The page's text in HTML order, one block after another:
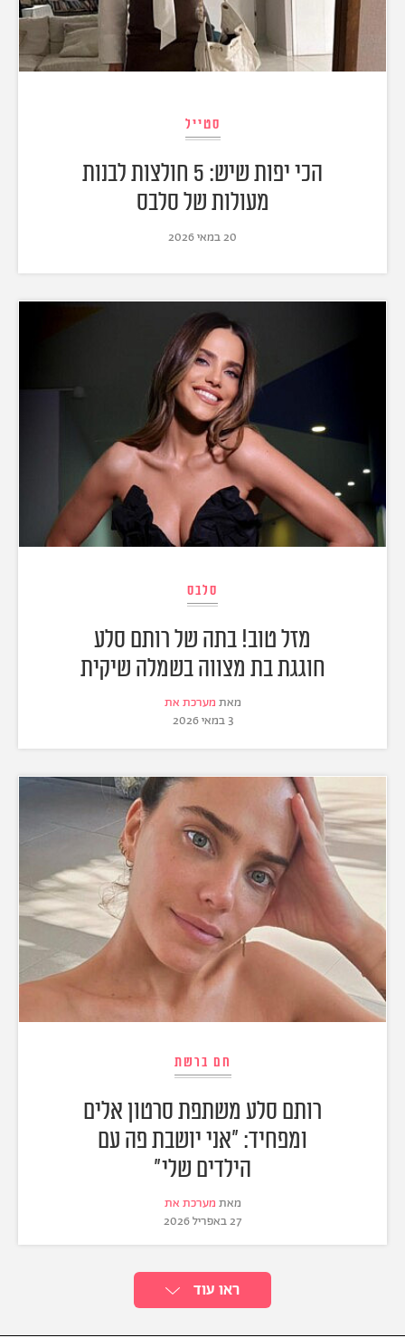
סטייל
הכי יפות שיש: 5 חולצות לבנות
מעולות של סלבס
20 במאי 2026
סלבס
מזל טוב! בתה של רותם סלע
חוגגת בת מצווה בשמלה שיקית
מאת מערכת את
3 במאי 2026
חם ברשת
רותם סלע משתפת סרטון אלים
ומפחיד: "אני יושבת פה עם
הילדים שלי"
מאת מערכת את
27 באפריל 2026
ראו עוד